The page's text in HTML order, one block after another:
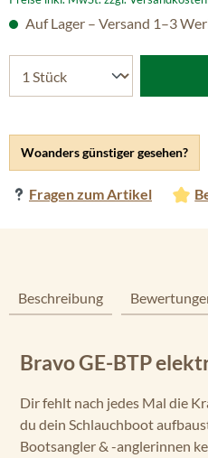
Woanders günstiger gesehen?
Fragen zum Artikel
Auf Lager – Versand 1–3
Beschreibung
Bravo GE-BTP
Dir fehlt nach jedes Mal die
du dein Schlauchboot
Bootsangler & -anglerinnen